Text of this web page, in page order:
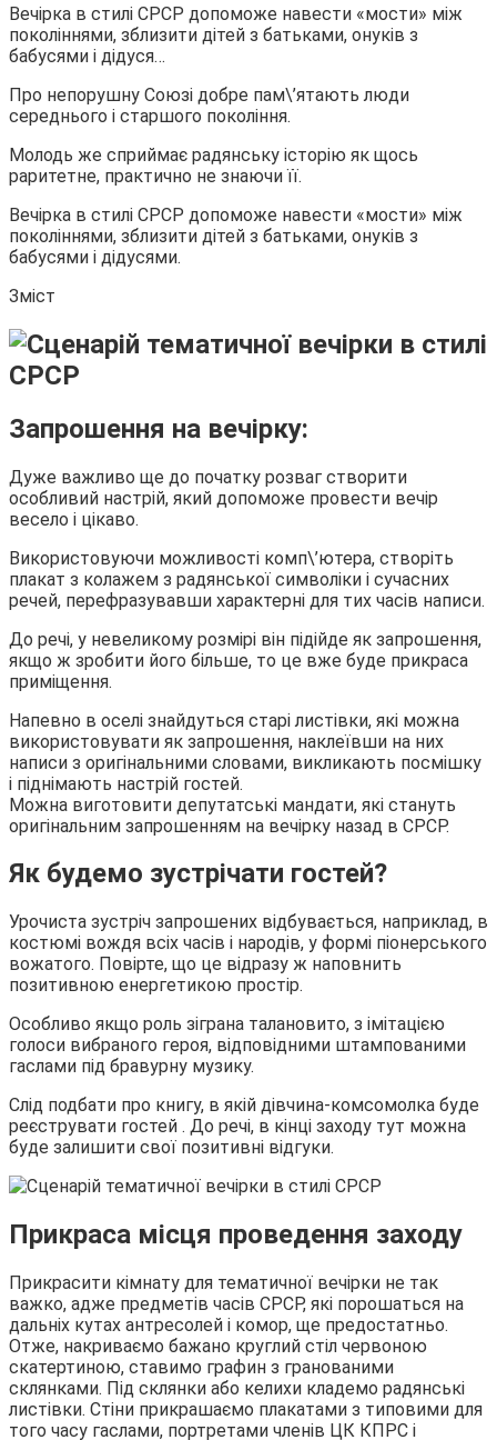
Вечірка в стилі СРСР допоможе навести «мости» між
поколіннями, зблизити дітей з батьками, онуків з
бабусями і дідуся…
Про непорушну Союзі добре пам\’ятають люди
середнього і старшого покоління.
Молодь же сприймає радянську історію як щось
раритетне, практично не знаючи її.
Вечірка в стилі СРСР допоможе навести «мости» між
поколіннями, зблизити дітей з батьками, онуків з
бабусями і дідусями.
Зміст
Запрошення на вечірку:
Дуже важливо ще до початку розваг створити
особливий настрій, який допоможе провести вечір
весело і цікаво.
Використовуючи можливості комп\’ютера, створіть
плакат з колажем з радянської символіки і сучасних
речей, перефразувавши характерні для тих часів написи.
До речі, у невеликому розмірі він підійде як запрошення,
якщо ж зробити його більше, то це вже буде прикраса
приміщення.
Напевно в оселі знайдуться старі листівки, які можна
використовувати як запрошення, наклеївши на них
написи з оригінальними словами, викликають посмішку
і піднімають настрій гостей.
Можна виготовити депутатські мандати, які стануть
оригінальним запрошенням на вечірку назад в СРСР.
Як будемо зустрічати гостей?
Урочиста зустріч запрошених відбувається, наприклад, в
костюмі вождя всіх часів і народів, у формі піонерського
вожатого. Повірте, що це відразу ж наповнить
позитивною енергетикою простір.
Особливо якщо роль зіграна талановито, з імітацією
голоси вибраного героя, відповідними штампованими
гаслами під бравурну музику.
Слід подбати про книгу, в якій дівчина-комсомолка буде
реєструвати гостей . До речі, в кінці заходу тут можна
буде залишити свої позитивні відгуки.
Прикраса місця проведення заходу
Прикрасити кімнату для тематичної вечірки не так
важко, адже предметів часів СРСР, які порошаться на
дальніх кутах антресолей і комор, ще предостатньо.
Отже, накриваємо бажано круглий стіл червоною
скатертиною, ставимо графин з гранованими
склянками. Під склянки або келихи кладемо радянські
листівки. Стіни прикрашаємо плакатами з типовими для
того часу гаслами, портретами членів ЦК КПРС і